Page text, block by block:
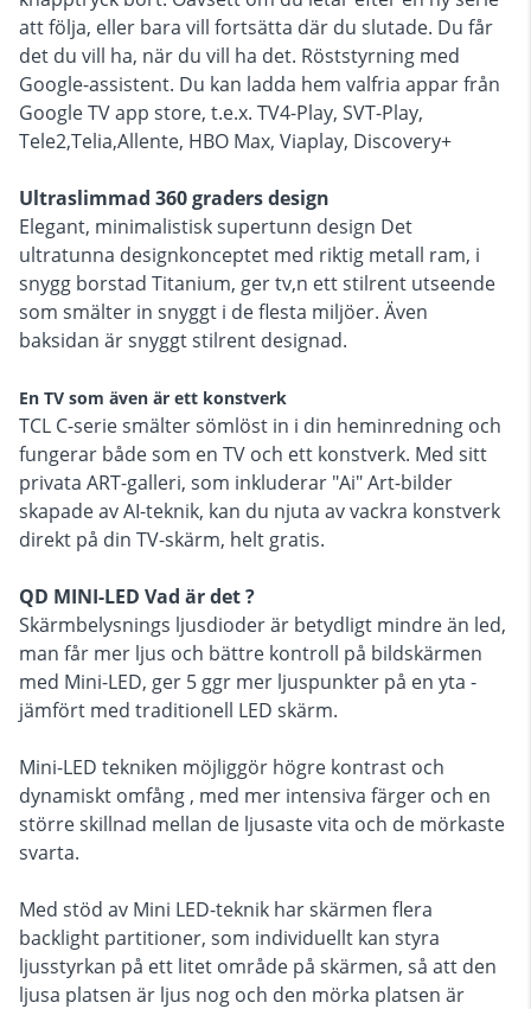
att följa, eller bara vill fortsätta där du slutade. Du får
det du vill ha, när du vill ha det. Röststyrning med
Google-assistent. Du kan ladda hem valfria appar från
Google TV app store, t.e.x. TV4-Play, SVT-Play,
Tele2,Telia,Allente, HBO Max, Viaplay, Discovery+
Ultraslimmad 360 graders design
Elegant, minimalistisk supertunn design Det
ultratunna designkonceptet med riktig metall ram, i
snygg borstad Titanium, ger tv,n ett stilrent utseende
som smälter in snyggt i de flesta miljöer. Även
baksidan är snyggt stilrent designad.
En TV som även är ett konstverk
TCL C-serie smälter sömlöst in i din heminredning och
fungerar både som en TV och ett konstverk. Med sitt
privata ART-galleri, som inkluderar "Ai" Art-bilder
skapade av AI-teknik, kan du njuta av vackra konstverk
direkt på din TV-skärm, helt gratis.
QD MINI-LED Vad är det ?
Skärmbelysnings ljusdioder är betydligt mindre än led,
man får mer ljus och bättre kontroll på bildskärmen
med Mini-LED, ger 5 ggr mer ljuspunkter på en yta -
jämfört med traditionell LED skärm.
Mini-LED tekniken möjliggör högre kontrast och
dynamiskt omfång , med mer intensiva färger och en
större skillnad mellan de ljusaste vita och de mörkaste
svarta.
Med stöd av Mini LED-teknik har skärmen flera
backlight partitioner, som individuellt kan styra
ljusstyrkan på ett litet område på skärmen, så att den
ljusa platsen är ljus nog och den mörka platsen är